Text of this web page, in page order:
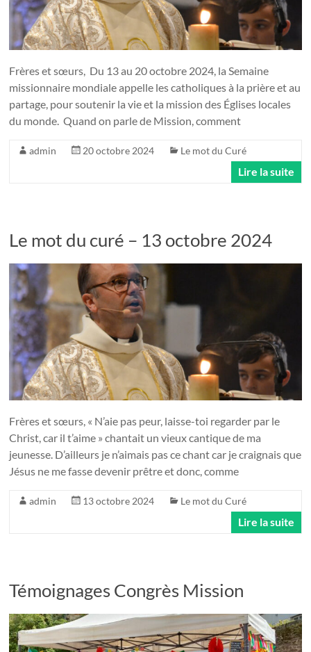
Frères et sœurs, Du 13 au 20 octobre 2024, la Semaine
missionnaire mondiale appelle les catholiques à la prière et au
partage, pour soutenir la vie et la mission des Églises locales
du monde. Quand on parle de Mission, comment
admin 20 octobre 2024 Le mot du Curé
Lire la suite
Le mot du curé – 13 octobre 2024
Frères et sœurs, « N’aie pas peur, laisse-toi regarder par le
Christ, car il t’aime » chantait un vieux cantique de ma
jeunesse. D’ailleurs je n’aimais pas ce chant car je craignais que
Jésus ne me fasse devenir prêtre et donc, comme
admin 13 octobre 2024 Le mot du Curé
Lire la suite
Témoignages Congrès Mission